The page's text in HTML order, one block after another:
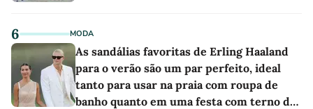
6 MODA
As sandálias favoritas de Erling Haaland
para o verão são um par perfeito, ideal
tanto para usar na praia com roupa de
banho quanto em uma festa com terno de